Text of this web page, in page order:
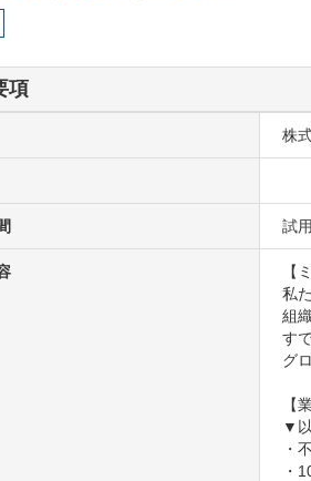
項
株
試
【
私
組
す
グ
【
▼
・
・